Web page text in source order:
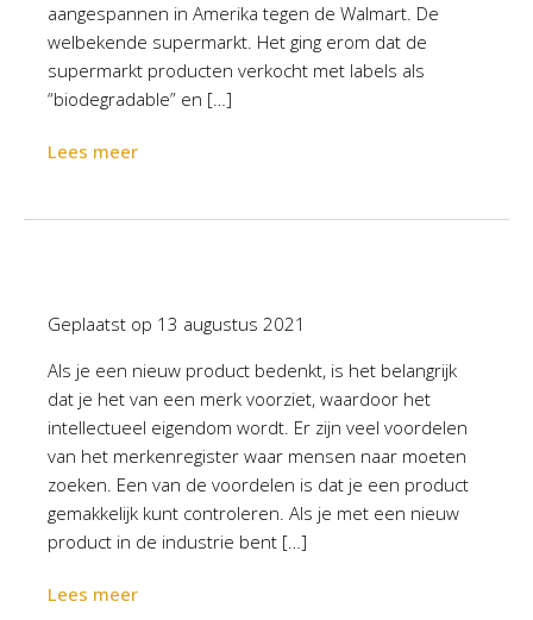
aangespannen in Amerika tegen de Walmart. De
welbekende supermarkt. Het ging erom dat de
supermarkt producten verkocht met labels als
“biodegradable” en […]
Lees meer
Geplaatst op 13 augustus 2021
Als je een nieuw product bedenkt, is het belangrijk
dat je het van een merk voorziet, waardoor het
intellectueel eigendom wordt. Er zijn veel voordelen
van het merkenregister waar mensen naar moeten
zoeken. Een van de voordelen is dat je een product
gemakkelijk kunt controleren. Als je met een nieuw
product in de industrie bent […]
Lees meer